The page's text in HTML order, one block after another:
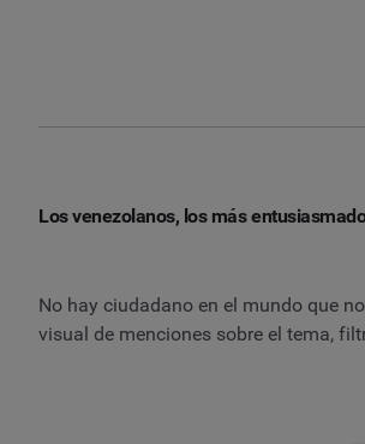
Los venezolanos, los más
No hay ciudadano en el mundo que
visual de menciones sobre el tema,